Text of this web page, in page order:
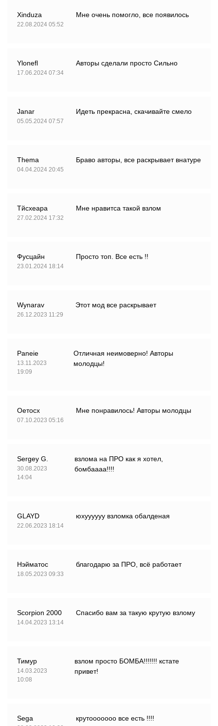
Xinduza
22.08.2024 05:52
Мне очень помогло, все появилось
Ylonefl
17.06.2024 07:34
Авторы сделали просто Сильно
Janar
05.05.2024 07:57
Идеть прекрасна, скачивайте смело
Thema
04.04.2024 20:45
Браво авторы, все раскрывает внатуре
Тйсхеара
27.02.2024 17:32
Мне нравитса такой взлом
Фусцайн
23.01.2024 18:14
Просто топ. Все есть !!
Wynarav
26.12.2023 11:29
Этот мод все раскрывает
Paneie
13.11.2023
19:09
Отличная неимоверно! Авторы
молодцы!
Оетосх
07.10.2023 05:16
Мне понравилось! Авторы молодцы
Sergey G.
30.08.2023
14:04
взлома на ПРО как я хотел,
бомбаааа!!!!
GLAYD
22.06.2023 18:14
юхуууууу взломка обалденая
Нэйматос
18.05.2023 09:33
благодарю за ПРО, всё работает
Scorpion 2000
14.04.2023 13:14
Спасибо вам за такую крутую взлому
Тимур
14.03.2023
10:08
взлом просто БОМБА!!!!!!! кстате
привет!
Sega крутооооооо все есть !!!!